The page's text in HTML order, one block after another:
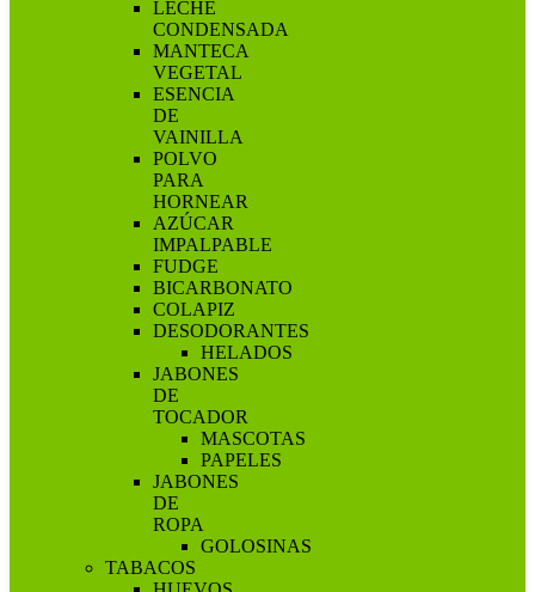
LECHE
CONDENSADA
MANTECA
VEGETAL
ESENCIA
DE
VAINILLA
POLVO
PARA
HORNEAR
AZÚCAR
IMPALPABLE
FUDGE
BICARBONATO
COLAPIZ
DESODORANTES
HELADOS
JABONES
DE
TOCADOR
MASCOTAS
PAPELES
JABONES
DE
ROPA
GOLOSINAS
TABACOS